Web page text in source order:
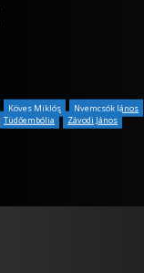
Köves Miklós
Nyemcsók János
Tüdőembólia
Závodi János